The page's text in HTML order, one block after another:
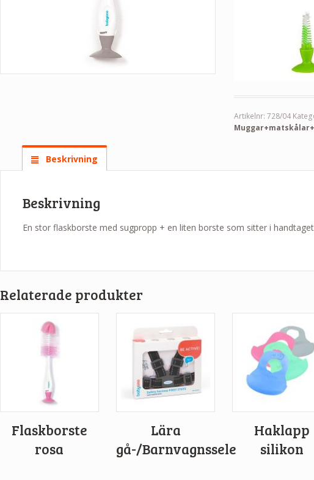
Artikelnr: 728/04
Beskrivning
Beskrivning
En stor flaskborste med sugpropp + en liten borste som sitter i handtaget
Relaterade produkter
Flaskborste
rosa
Lära
gå-/Barnvagnssele
Haklapp
silikon